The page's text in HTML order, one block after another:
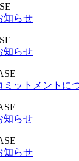
知らせ
知らせ
ミットメントに
知らせ
知らせ